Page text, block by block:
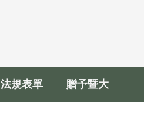
法規表單 贈予暨大